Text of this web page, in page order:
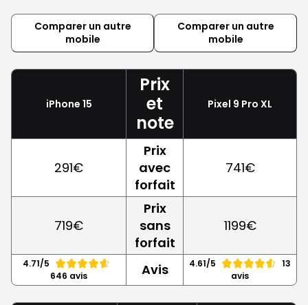
Comparer un autre
mobile
Comparer un autre
mobile
iPhone 15
Prix
et
note
Pixel 9 Pro XL
291€
Prix
avec
forfait
741€
719€
Prix
sans
forfait
1199€
4.71/5
646 avis
Avis 4.61/5
13
avis